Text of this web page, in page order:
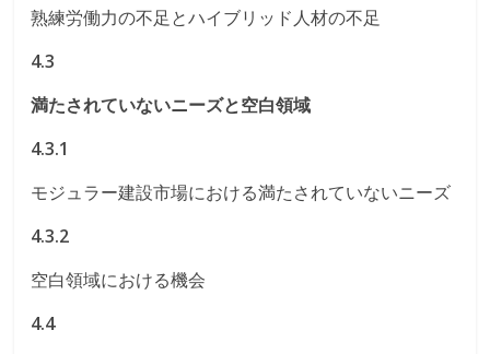
熟練労働力の不足とハイブリッド人材の不足
4.3
満たされていないニーズと空白領域
4.3.1
モジュラー建設市場における満たされていないニーズ
4.3.2
空白領域における機会
4.4